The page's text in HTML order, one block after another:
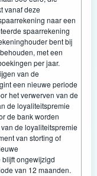
vanaf deze
naar een
spaarrekening
bent bij
met een
per jaar.
van de
een nieuwe periode
het verwerven van de
de loyaliteitspremie
de bank worden
de loyaliteitspremie
van storting of
ongewijzigd
van 12 maanden.